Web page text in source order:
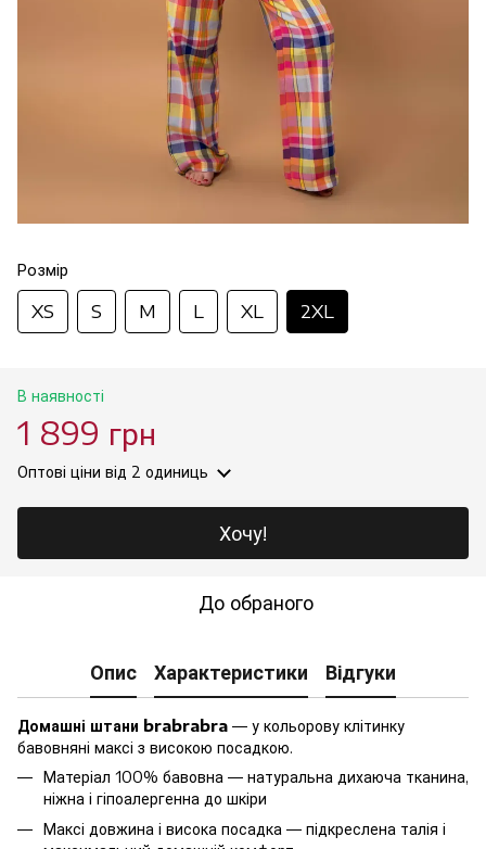
Розмір
XS S M L XL 2XL
В наявності
1 899 грн
Оптові ціни від 2 одиниць
Хочу!
До обраного
Опис Характеристики Відгуки
Домашні штани brabrabra — у кольорову клітинку
бавовняні максі з високою посадкою.
Матеріал 100% бавовна — натуральна дихаюча тканина,
ніжна і гіпоалергенна до шкіри
Максі довжина і висока посадка — підкреслена талія і